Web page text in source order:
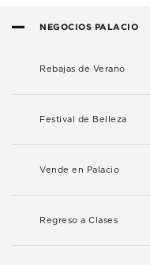
NEGOCIOS PALACIO
Rebajas de Verano
Festival de Belleza
Vende en Palacio
Regreso a Clases